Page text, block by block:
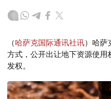
（哈萨克国际通讯社讯）哈萨
方式，公开出让地下资源使
发权。